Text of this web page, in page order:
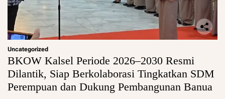
Uncategorized
BKOW Kalsel Periode 2026–2030 Resmi
Dilantik, Siap Berkolaborasi Tingkatkan SDM
Perempuan dan Dukung Pembangunan Banua